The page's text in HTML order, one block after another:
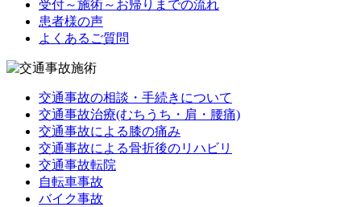
受付～施術～お帰りまでの流れ
患者様の声
よくあるご質問
交通事故の相談・手続きについて
交通事故治療(むちうち・肩・腰痛)
交通事故による膝の痛み
交通事故による骨折後のリハビリ
交通事故転院
自転車事故
バイク事故